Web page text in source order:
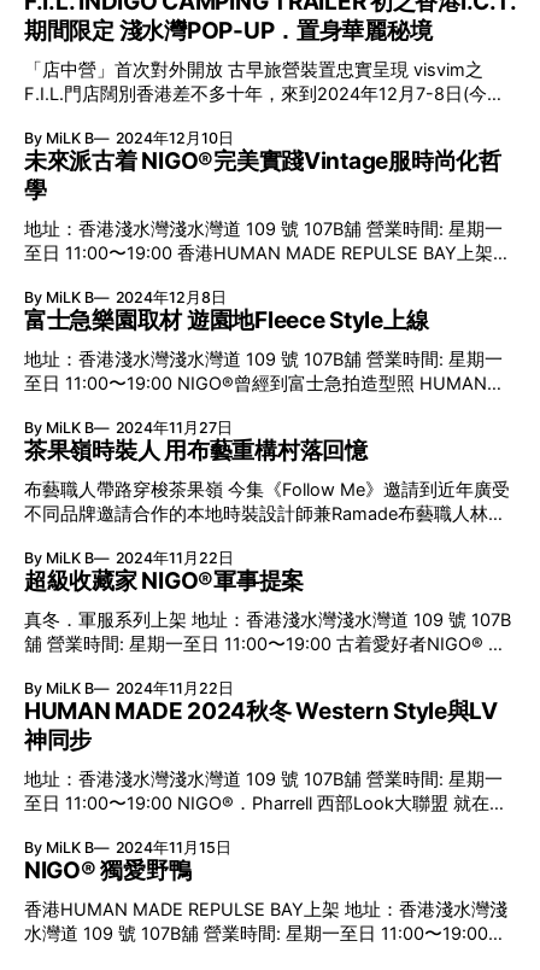
丸尾、豬太郎甚至友藏爺爺，位位角色性格鮮明，你又怎會忘
得掉總愛撥一撥頭髮並把「BABY」掛在口邊的花輪同學？這
部作品已成為日本國民的共同憶記。 提起《櫻桃小丸子》，
當然還少不了相當洗腦的廣東話主題曲，不論是歐倩怡主唱的
深深刻印在腦海裡，那句重複多遍的「BELI BALA BELI
BALA」跟「
星」。 《Grand Maison Tokyo》特別篇TV版將於12月29日晚
放送，緊接明年便會推出電影版，大神真係有排忙。 加拿大
傳統毛衣上的 富士山舆北極熊 木村大神年末加持，HUMAN
MADE今周上架亦有不少重磅Items！Polar Bear Cowichan，
源自加拿大Cowichan Valley之印弟安傳統織造技術，圖案以
動物及自我然景觀為主。今番之HUMAN MADE版本，正面是
雪山與樹林、背面則加入代表日本的富士山圖案及品牌Icon 北
極熊，「H」與「心」分別在前後方，絕對是HUMAN MADE
年末壓卷之重頭作。 美式長青．雪花毛衣 HUMAN MADE時
尚演繹 Snowflake
期間限定 淺水灣POP-UP．置身華麗秘境
「店中營」首次對外開放 古早旅營裝置忠實呈現 visvim之
F.I.L.門店闊別香港差不多十年，來到2024年12月7-8日(今個
了！ 在淺水灣Repulse Bay Village中之獨立空間，被園林包圍
著的一個秘境，窗明几淨更可遠眺海洋，與中村世紀揀選門店
的理念完美融合。在是次活動中，visvim之I.C.T. 系列將在港
首次現身，更在偌大空間中放置著中村先生嚴選之古早旅營，
大家請好好把握入場機會。 季度Trunk Show恆例場地 I.C.T期
間限定把握入場機會 近十年visvim都是以邀請制舉行Trunk
Show，為顧客訂購季度單位品。近一年更將場地移師至淺水
灣Repulse Bay Village，為客人帶來更貼近品牌格調之訂貨環
境，已成visvim季度Trunk Show恆例場地。今回I.C.T期間限
定店首次來港，亦選址於此，更決定對外開放，讓大家直接選
購心頭好，敬請期待。
By MiLK B 2024年12月10日
未來派古着 NIGO®完美實踐Vintage服時尚化哲
學
地址：香港淺水灣淺水灣道 109 號 107B舖 營業時間: 星期一
至日 11:00〜19:00 香港HUMAN MADE REPULSE BAY上架新
連同格子Shirt及彩色Fleece服，別具冬日浪漫氣氛。再加上聖
誕臨近，是大家添置新裝、精選禮物的好時節，祝大家購物愉
快。 古着風Style最重磅Items 雙面Down Vest 在Vintage服系
統中，冬天必然配備之選，Down Vest必在三甲之列！ 來到今
周，HUMAN MADE便帶來重點項目Reversible Down Vest。
雙面設定之着用方案，為您冬日出行之造型上帶來更多變化。
忠實呈現Down Vest服細節 全3色展開即日上架 HUMAN
字Logo和標誌之純色，另一面則是帶有復古學院風之心形
Logo格紋，不同場合着用帶來不同效果，Orange/Olive
By MiLK B 2024年12月8日
富士急樂園取材 遊園地Fleece Style上線
地址：香港淺水灣淺水灣道 109 號 107B舖 營業時間: 星期一
至日 11:00〜19:00 NIGO®曾經到富士急拍造型照 HUMAN
富士急樂園取材。這裡的平均氣溫比市區低4°C，拍攝禦寒衣
物造型照最合時宜。 在富士急樂園拍攝時尚主題照，其實
NIGO®早在二十多年前已嘗試過。當時他正為欄目《Last
Orgy III》取材，寓工作於娛樂。只是當年NIGO®玩的是絕叫
過山車，今番HUMAN MADE模特兒只是坐坐咖啡杯，輕鬆得
多了。 HUMAN MADE動物大集合 保暖抓毛外套 Animal
Fleece Jacket是今季HUMAN MADE重點單品，踏入12月寒冬
印花圖案，蓬鬆柔軟的抓絨外套，保暖度拔群，不僅適合作為
秋冬季節日常着用，更是戶外出行之最佳夥伴，Gray/
By MiLK B 2024年11月27日
茶果嶺時裝人 用布藝重構村落回憶
布藝職人帶路穿梭茶果嶺 今集《Follow Me》邀請到近年廣受
不同品牌邀請合作的本地時裝設計師兼Ramade布藝職人林偉
茶果嶺村，回首自己如何由修讀時裝設計時的自我懷疑，慢慢
發展到今日自成一派，提煉出受茶果嶺村環境所啟發的拼貼
Remade美學風格。 探訪Start From Zero工作室 走進香港創
意工藝圈 設計生涯中﹐阿強尤其感激於Start From Zero工作
的數年時光。當時他替品牌主理人Dom及Katol設計時裝系
列，成功融入大量工裝元素；更從兩位前輩身上，學到勤奮與
行動力對於從事創意行業的重要性，所以阿強今次就帶主持
Yen到訪Start From Zero工作室。此外又拜訪本地Sign
Painting手繪招牌藝術家Katol開設的咖啡及洗衣店COFFEE &
LAUNDRY，回顧昔日Katol仍然身為Start From Zero主理人之
一時跟阿強共事的回憶；並談及早前於東京舉行的展覽﹐以及
By MiLK B 2024年11月22日
超級收藏家 NIGO®軍事提案
真冬．軍服系列上架 地址：香港淺水灣淺水灣道 109 號 107B
舖 營業時間: 星期一至日 11:00〜19:00 古着愛好者NIGO® 海
公在私都是一名古着狂迷，多年來走遍各地已買下海量珍藏，
所擁有的絕對是一個Archive寶庫。NIGO®對於軍服的改良、
變奏成時尚Items別具心得，今回HUMAN MADE所帶來的軍
事主題，演出可謂相當精彩。 從美國陸軍M-47 Parka汲取靈
感的軍褸 NIGO®曾出版專書分享古着及軍服收藏 L-2B舆L-2A
之軍事變奏 忠實呈現L-2B及L-2A軍事風飛行服細節，精心設
計與剪裁的輪廓、皮革材質、HUMAN MADE看板老虎圖案標
誌貼片，在強悍之軍服演繹中增添不少趣味。 玩味Helmet
Bag Navy / Olive全2色上架 軍事名物Helmet Bag，一直是時
尚飾品界之靈感繆思，HUMAN
By MiLK B 2024年11月22日
HUMAN MADE 2024秋冬 Western Style與LV
神同步
地址：香港淺水灣淺水灣道 109 號 107B舖 營業時間: 星期一
至日 11:00〜19:00 NIGO®．Pharrell 西部Look大聯盟 就在今
發表了24-25秋冬LV的新季度，大走Wild West路線同時，
NIGO®在HM28新系列中，亦推出西部主題回應。而全線
HUMAN MADE新品，亦大量出現了2020年LV合作企劃相若
的「LV MADE」潦草字Logo，明顯經過精心策劃。 西部風潮
Blanket Lined Denim Work Jacket 近日牛仔褸不離身的
By MiLK B 2024年11月15日
NIGO® 獨愛野鴨
香港HUMAN MADE REPULSE BAY上架 地址：香港淺水灣淺
水灣道 109 號 107B舖 營業時間: 星期一至日 11:00〜19:00